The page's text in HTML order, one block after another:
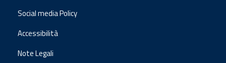
Social media Policy
Accessibilità
Note Legali